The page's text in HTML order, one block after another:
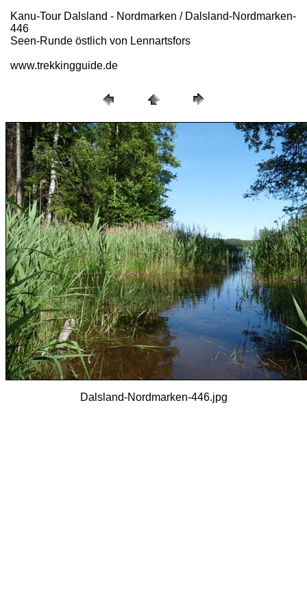
Kanu-Tour Dalsland - Nordmarken / Dalsland-Nordmarken-
446
Seen-Runde östlich von Lennartsfors
www.trekkingguide.de
Dalsland-Nordmarken-446.jpg